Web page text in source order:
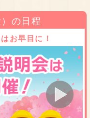
の日程
お早目に！